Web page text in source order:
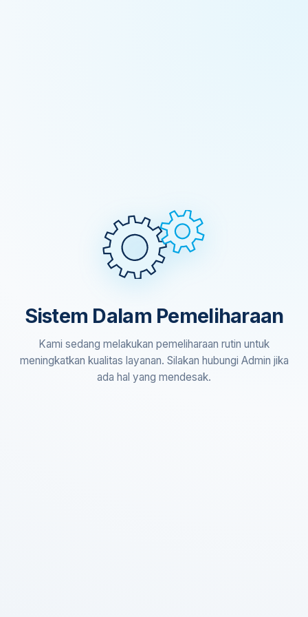
Sistem Dalam Pemeliharaan
Kami sedang melakukan pemeliharaan rutin untuk
meningkatkan kualitas layanan. Silakan hubungi Admin jika
ada hal yang mendesak.